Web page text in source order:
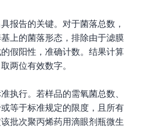
报告的关键。对于菌落总数，
上的菌落形态，排除由于滤膜
假阳性，准确计数。结果计算
两位有效数字。
执行。若样品的需氧菌总数、
等于标准规定的限度，且所有
批次聚丙烯药用滴眼剂瓶微生